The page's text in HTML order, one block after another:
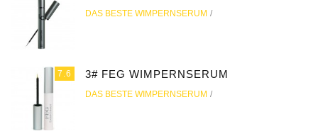
DAS BESTE WIMPERNSERUM
7.6 3# FEG WIMPERNSERUM
DAS BESTE WIMPERNSERUM